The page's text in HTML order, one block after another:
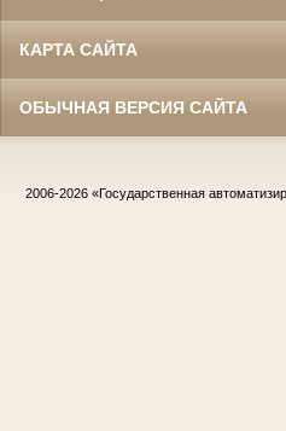
КАРТА САЙТА
ОБЫЧНАЯ ВЕРСИЯ САЙТА
2006-2026 «Государственная